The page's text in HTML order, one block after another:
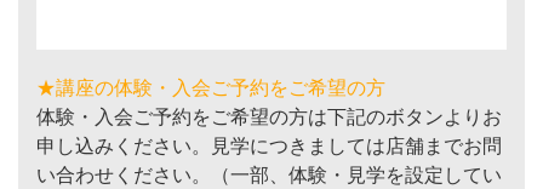
★講座の体験・入会ご予約をご希望の方
体験・入会ご予約をご希望の方は下記のボタンよりお
申し込みください。見学につきましては店舗までお問
い合わせください。（一部、体験・見学を設定してい